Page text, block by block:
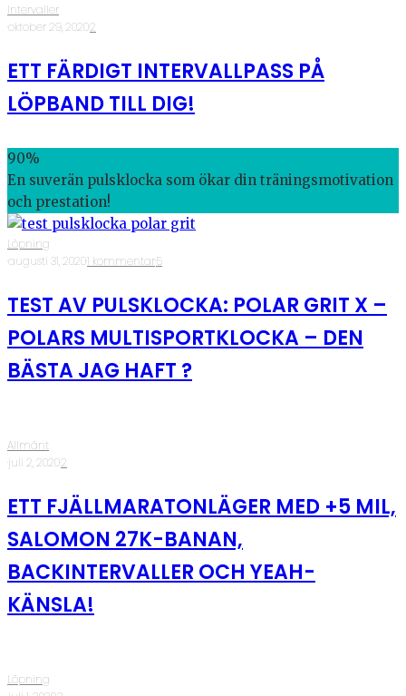
Intervaller
·oktober 29, 2020·2
ETT FÄRDIGT INTERVALLPASS PÅ
LÖPBAND TILL DIG!
90%
En suverän pulsklocka som ökar din träningsmotivation
och prestation!
Löpning
·augusti 31, 2020·1 kommentar·5
TEST AV PULSKLOCKA: POLAR GRIT X –
POLARS MULTISPORTKLOCKA – DEN
BÄSTA JAG HAFT ?
Allmänt
·juli 2, 2020·2
ETT FJÄLLMARATONLÄGER MED +5 MIL,
SALOMON 27K-BANAN,
BACKINTERVALLER OCH YEAH-
KÄNSLA!
Löpning